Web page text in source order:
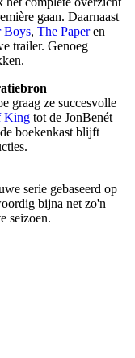
gaan. Daarnaast
Boys, The Paperen
trailer. Genoeg
graag ze succesvolle
King tot de JonBenét
boekenkast blijft
serie gebaseerd op
bijna net zo'n
seizoen.